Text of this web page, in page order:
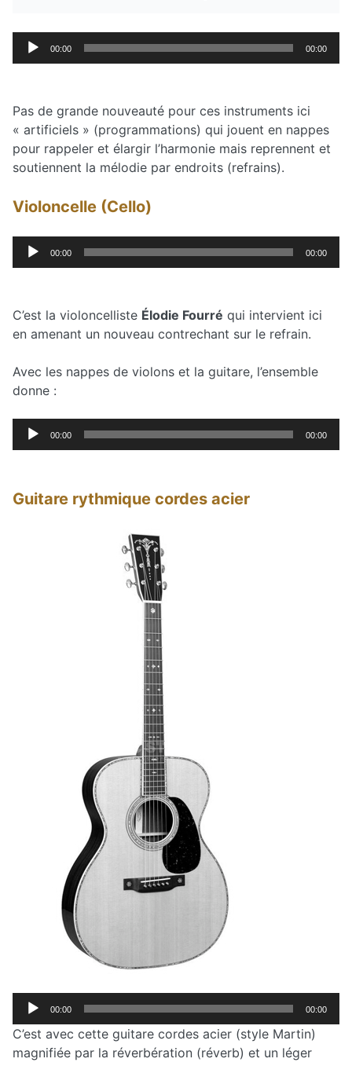
Lecteur00:00 00:00
Pas de grande nouveauté pour ces instruments ici
« artificiels » (programmations) qui jouent en nappes
pour rappeler et élargir l’harmonie mais reprennent et
soutiennent la mélodie par endroits (refrains).
Violoncelle (Cello)
Lecteur00:00 00:00
C’est la violoncelliste Élodie Fourré qui intervient ici
en amenant un nouveau contrechant sur le refrain.
Avec les nappes de violons et la guitare, l’ensemble
donne :
Lecteur00:00 00:00
Guitare rythmique cordes acier
Lecteur00:00 00:00
C’est avec cette guitare cordes acier (style Martin)
magnifiée par la réverbération (réverb) et un léger